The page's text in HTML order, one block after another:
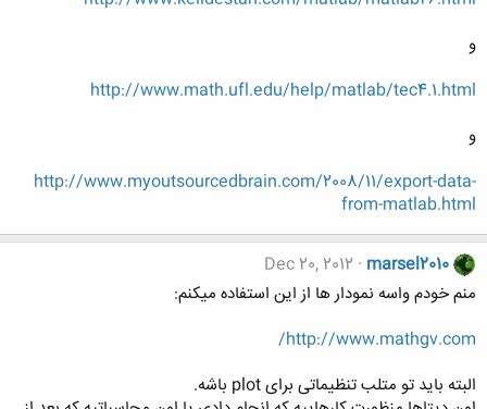
و
http://www.math.ufl.edu/help/matlab/tec4.1.html
و
http://www.myoutsourcedbrain.com/2008/11/export-data-
from-matlab.html
marsel2010
Dec 20, 2012
منم خودم واسه نمودار ها از این استفاده میکنم:
http://www.mathgv.com/
البته باید تو متلب تنظیماتی برای plot باشه.